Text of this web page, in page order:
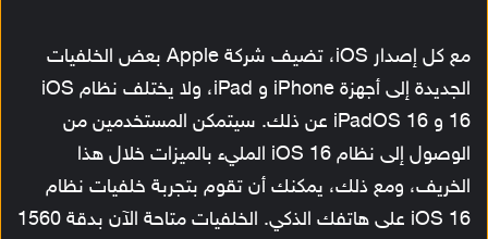
مع كل إصدار iOS، تضيف شركة Apple بعض الخلفيات
الجديدة إلى أجهزة iPhone و iPad، ولا يختلف نظام iOS
16 و iPadOS 16 عن ذلك. سيتمكن المستخدمين من
الوصول إلى نظام iOS 16 المليء بالميزات خلال هذا
الخريف، ومع ذلك، يمكنك أن تقوم بتجربة خلفيات نظام
iOS 16 على هاتفك الذكي. الخلفيات متاحة الآن بدقة 1560